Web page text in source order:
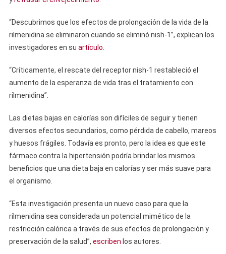
“Descubrimos que los efectos de prolongación de la vida de la
rilmenidina se eliminaron cuando se eliminó nish-1”, explican los
investigadores en su artículo
“Críticamente, el rescate del receptor nish-1 restableció el
aumento de la esperanza de vida tras el tratamiento con
rilmenidina”.
Las dietas bajas en calorías son difíciles de seguir y tienen
diversos efectos secundarios, como pérdida de cabello, mareos
y huesos frágiles. Todavía es pronto, pero la idea es que este
fármaco contra la hipertensión podría brindar los mismos
beneficios que una dieta baja en calorías y ser más suave para
el organismo.
“Esta investigación presenta un nuevo caso para que la
rilmenidina sea considerada un potencial mimético de la
restricción calórica a través de sus efectos de prolongación y
preservación de la salud”, escriben los autores.